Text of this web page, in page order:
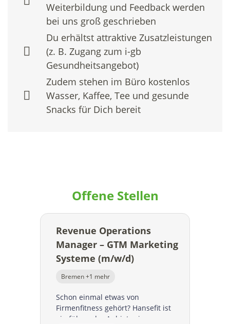
Weiterbildung und Feedback werden
bei uns groß geschrieben
Du erhältst attraktive Zusatzleistungen
(z. B. Zugang zum i-gb
Gesundheitsangebot)
Zudem stehen im Büro kostenlos
Wasser, Kaffee, Tee und gesunde
Snacks für Dich bereit
Offene Stellen
Revenue Operations
Manager – GTM Marketing
Systeme (m/w/d)
Bremen +1 mehr
Schon einmal etwas von
Firmenfitness gehört? Hansefit ist
ein führender Anbieter in